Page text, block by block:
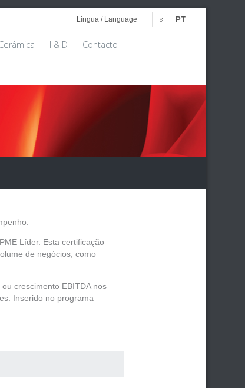
Lingua / Language
PT
I & D Contacto
Líder. Esta certificação
de negócios, como
crescimento EBITDA nos
Inserido no programa